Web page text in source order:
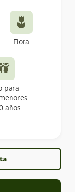
Flora
para
años